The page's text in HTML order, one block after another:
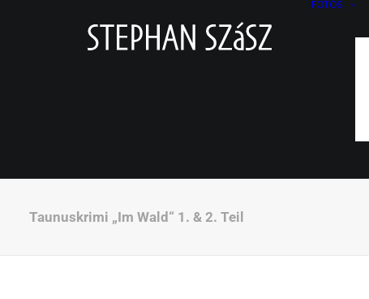
FOTOS
Taunuskrimi „Im Wald“ 1. & 2. Teil